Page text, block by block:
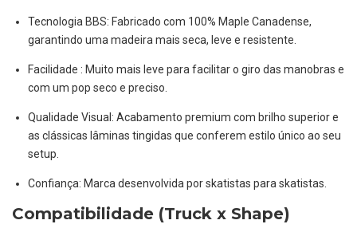
Tecnologia BBS: Fabricado com 100% Maple Canadense,
garantindo uma madeira mais seca, leve e resistente.
Facilidade : Muito mais leve para facilitar o giro das manobras e
com um pop seco e preciso.
Qualidade Visual: Acabamento premium com brilho superior e
as clássicas lâminas tingidas que conferem estilo único ao seu
setup.
Confiança: Marca desenvolvida por skatistas para skatistas.
Compatibilidade (Truck x Shape)